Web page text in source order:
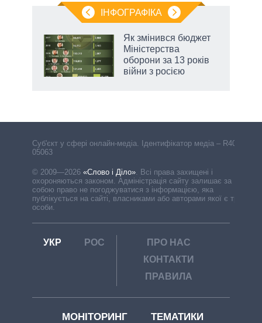
ІНФОГРАФІКА
Як змінився бюджет
Міністерства
оборони за 13 років
війни з росією
Cуб'єкт у сфері онлайн-медіа. Ідентифікатор медіа – R40-
05063
© 2009—2026 «Слово і Діло». Всі права захищені і
охороняються законом. Адміністрація сайту залишає за
собою право не погоджуватися з інформацією, яка
публікується на сайті, власниками або авторами якої є треті
особи.
УКР РОС
ПРО НАС
КОНТАКТИ
ПРАВИЛА
МОНІТОРИНГ ТЕМАТИКИ